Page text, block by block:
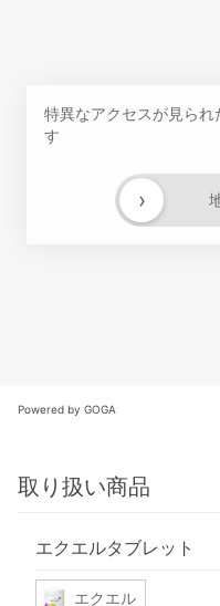
特異なアクセスが見られ
す
›
Powered by GOGA
取り扱い商品
エクエルタブレット
エクエル